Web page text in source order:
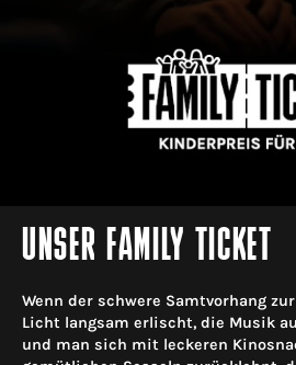
UNSER FAMILY TICKET
Wenn der schwere Samtvorhang
Licht langsam erlischt, die Musik
und man sich mit leckeren